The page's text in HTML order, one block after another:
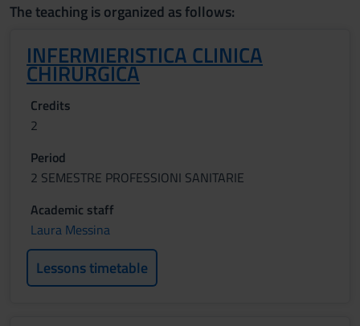
The teaching is organized as follows:
INFERMIERISTICA CLINICA
CHIRURGICA
Credits
2
Period
2 SEMESTRE PROFESSIONI SANITARIE
Academic staff
Laura Messina
Lessons timetable